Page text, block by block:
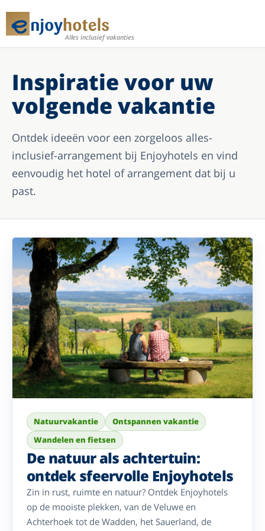
Alles inclusief vakanties
Inspiratie voor uw
volgende vakantie
Ontdek ideeën voor een zorgeloos alles-
inclusief-arrangement bij Enjoyhotels en vind
eenvoudig het hotel of arrangement dat bij u
past.
Natuurvakantie
Ontspannen vakantie
Wandelen en fietsen
De natuur als achtertuin:
ontdek sfeervolle Enjoyhotels
Zin in rust, ruimte en natuur? Ontdek Enjoyhotels
op de mooiste plekken, van de Veluwe en
Achterhoek tot de Wadden, het Sauerland, de